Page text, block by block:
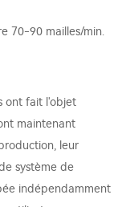
70-90 mailles/min.
ont fait l'objet
maintenant
leur
système de
indépendamment